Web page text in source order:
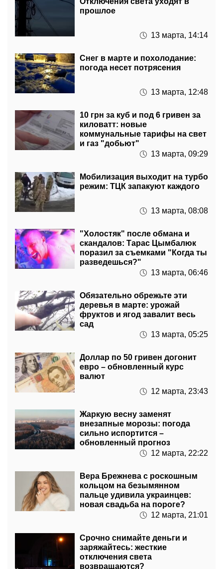
Снег в марте и похолодание:
13 марта, 12:48
10 грн за куб и под 6 гривен за
коммунальные тарифы на свет
и газ "добьют"
13 марта, 09:29
Мобилизация выходит на турбо
13 марта, 08:08
"Холостяк" после обмана и
поразил за съемками "Когда ты
разведешься?"
13 марта, 06:46
Обязательно обрежьте эти
фруктов и ягод завалит весь
сад
13 марта, 05:25
Доллар по 50 гривен догонит
валют
12 марта, 23:43
Жаркую весну заменят
сильно испортится –
обновленный прогноз
12 марта, 22:22
Вера Брежнева с роскошным
пальце удивила украинцев:
новая свадьба на пороге?
12 марта, 21:01
Срочно снимайте деньги и
отключения света
возвращаются?
12 марта, 19:39